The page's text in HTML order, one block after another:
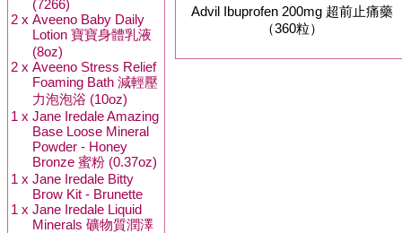
(7266)
2 x Aveeno Baby Daily
Lotion 寶寶身體乳液
(8oz)
2 x Aveeno Stress Relief
Foaming Bath 減輕壓
力泡泡浴 (10oz)
1 x Jane Iredale Amazing
Base Loose Mineral
Powder - Honey
Bronze 蜜粉 (0.37oz)
1 x Jane Iredale Bitty
Brow Kit - Brunette
1 x Jane Iredale Liquid
Minerals 礦物質潤澤
Advil Ibuprofen 200mg 超前止痛藥
（360粒）